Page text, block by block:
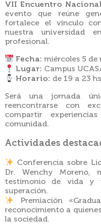
VII Encuentro
evento que reúne
fortalece el vínculo
nuestra universidad
profesional.
Fecha: miércoles 5 de
Lugar: Campus
Horario: de 19 a 23 hs
Será una jornada
reencontrarse con
compartir
comunidad.
Actividades
Conferencia sobre
Dr. Wenchy Moreno,
testimonio de vida y
superación.
Premiación
reconocimiento a
la sociedad.